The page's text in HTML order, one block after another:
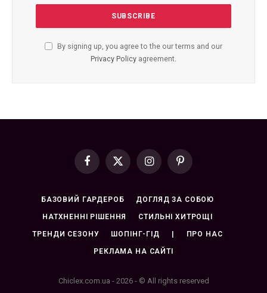
By signing up, you agree to the our terms and our
Privacy Policy agreement.
Facebook
X
InstagramPinterest
БАЗОВИЙ ГАРДЕРОБ ДОГЛЯД ЗА СОБОЮ
НАТХНЕННІ РІШЕННЯ СТИЛЬНІ ХИТРОЩІ
ТРЕНДИ СЕЗОНУ ШОПІНГ-ГІД | ПРО НАС
РЕКЛАМА НА САЙТІ
Chiclex.com.ua - 2026 - © All rights reserved